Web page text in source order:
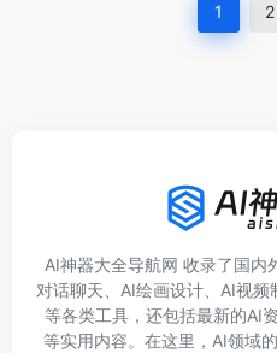
1 2
AI神器大全导航网 收录了国
对话聊天、AI绘画设计、AI视
等各类工具，还包括最新的AI
等实用内容。在这里，AI领域